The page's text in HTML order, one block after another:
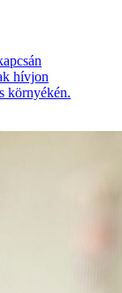
hívjon
környékén.